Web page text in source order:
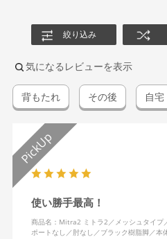
絞り込み
気になるレビューを表示
背もたれ その後 自宅
使い勝手最高！
商品名：Mitra2 ミトラ2／メッシュタイプ
ポートなし／肘なし／ブラック樹脂脚／本